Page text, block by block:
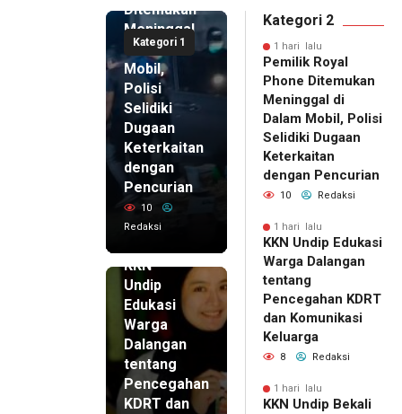
Kategori 1
Ditemukan
Meninggal
di Dalam
Mobil,
Polisi
Selidiki
Dugaan
Keterkaitan
dengan
Pencurian
10
Redaksi
KKN
Undip
Edukasi
Warga
Dalangan
tentang
Pencegahan
KDRT dan
Kategori 2
1 hari lalu
Pemilik Royal
Phone Ditemukan
Meninggal di
Dalam Mobil, Polisi
Selidiki Dugaan
Keterkaitan
dengan Pencurian
10 Redaksi
1 hari lalu
KKN Undip Edukasi
Warga Dalangan
tentang
Pencegahan KDRT
dan Komunikasi
Keluarga
8 Redaksi
1 hari lalu
KKN Undip Bekali